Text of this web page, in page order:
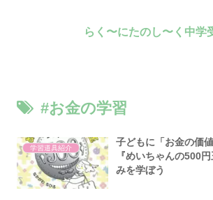
らく〜にたのし〜く中学
#お金の学習
学習道具紹介
子どもに「お金の価
『めいちゃんの500
みを学ぼう